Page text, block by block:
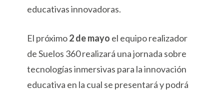
educativas innovadoras.
El próximo2 de mayo el equipo realizador
de Suelos 360 realizará unajornada sobre
tecnologías inmersivas para la innovación
educativa en la cual se presentará y podrá